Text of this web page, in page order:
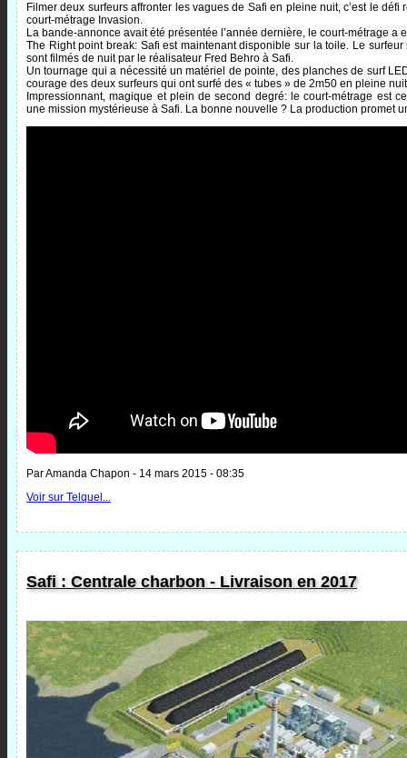
Filmer deux surfeurs affronter les vagues de Safi en pleine nuit, c’est le
court-métrage Invasion.
La bande-annonce avait été présentée l’année dernière, le court-métrage
The Right point break: Safi est maintenant disponible sur la toile. Le
sont filmés de nuit par le réalisateur Fred Behro à Safi.
Un tournage qui a nécessité un matériel de pointe, des planches de surf
courage des deux surfeurs qui ont surfé des « tubes » de 2m50 en pleine
Impressionnant, magique et plein de second degré: le court-métrage est
une mission mystérieuse à Safi. La bonne nouvelle ? La production promet
Par Amanda Chapon - 14 mars 2015 - 08:35
Voir sur Telquel...
Safi : Centrale charbon - Livraison en 2017